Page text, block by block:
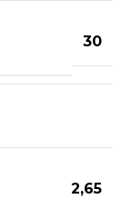
30
2,65